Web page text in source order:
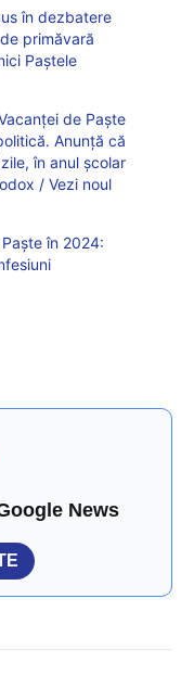
în dezbatere
primăvară
Paștele
de Paște
Anunță că
în anul școlar
/ Vezi noul
în 2024:
News